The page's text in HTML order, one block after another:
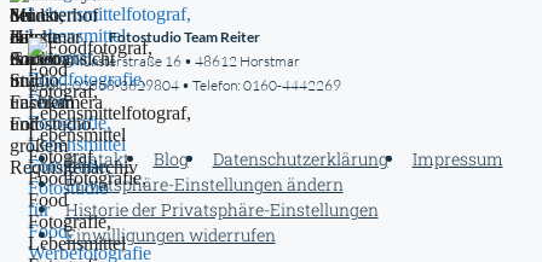
Fotostudio Team Reiter
Münsterstraße 16 • 48612 Horstmar
Studio: 02558-3629804 • Telefon: 0160-4442269
Kontakt Blog Datenschutzerklärung
Impressum
Privatsphäre-Einstellungen ändern
Historie der Privatsphäre-Einstellungen
Einwilligungen widerrufen